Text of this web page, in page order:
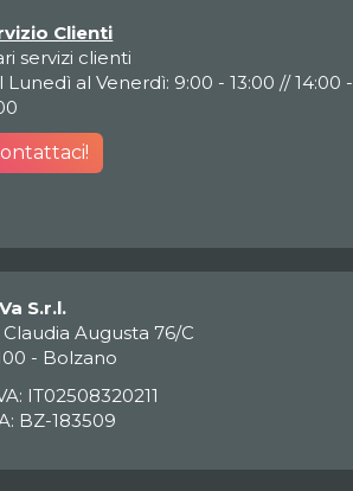
Clienti
servizi clienti
Lunedì al Venerdì: 9:00 - 13:00 // 14:00 -
S.r.l.
Claudia Augusta 76/C
- Bolzano
IT02508320211
BZ-183509